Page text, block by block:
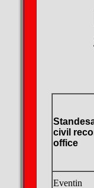
civil
office
Eventin